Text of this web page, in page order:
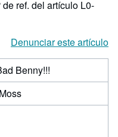
de ref. del artículo L0-
Denunciar este artículo
Benny!!!